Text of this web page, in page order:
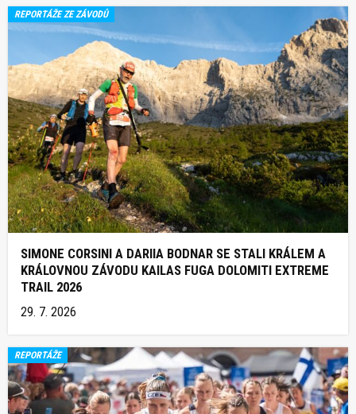
REPORTÁŽE ZE ZÁVODŮ
SIMONE CORSINI A DARIIA BODNAR SE STALI KRÁLEM A
KRÁLOVNOU ZÁVODU KAILAS FUGA DOLOMITI EXTREME
TRAIL 2026
29. 7. 2026
REPORTÁŽE